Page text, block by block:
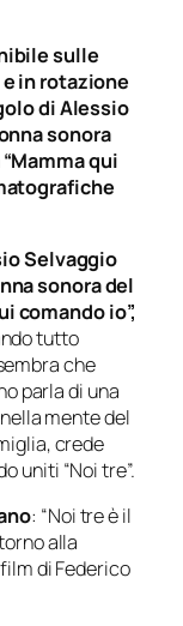
sulle
in rotazione
di Alessio
sonora
qui
Selvaggio
sonora del
comando io”,
tutto
che
parla di una
mente del
crede
uniti “Noi tre”.
: “Noi tre è il
alla
di Federico